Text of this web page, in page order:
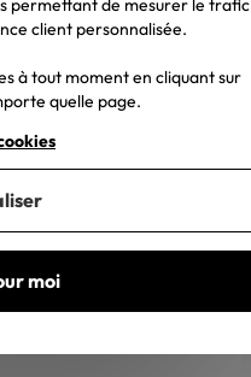
permettant de mesurer le trafic
client personnalisée.
à tout moment en cliquant sur
quelle page.
moi